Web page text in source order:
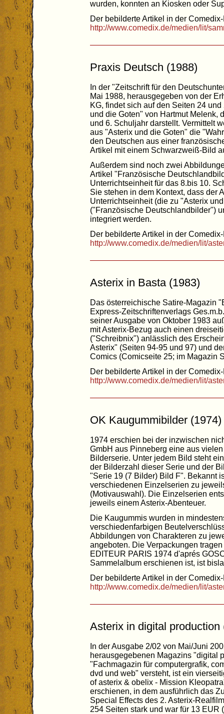
wurden, konnten an Kiosken oder
Der bebilderte Artikel in der
http://www.comedix.de/medien/lit/
Praxis Deutsch (1988)
In der "Zeitschrift für den
Mai 1988, herausgegeben von der
KG, findet sich auf den Seiten 24
und die Goten" von Hartmut Melenk,
und 6. Schuljahr darstellt. Vermittelt
aus "Asterix und die Goten" die
den Deutschen aus einer
Artikel mit einem Schwarzweiß-Bild
Außerdem sind noch zwei
Artikel "Französische
Unterrichtseinheit für das 8.bis 10.
Sie stehen in dem Kontext, dass der
Unterrichtseinheit (die zu "Asterix
("Französische Deutschlandbilder")
integriert werden.
Der bebilderte Artikel in der
http://www.comedix.de/medien/lit/
Asterix in Basta (1983)
Das österreichische Satire-Magazin
Express-Zeitschriftenverlags
seiner Ausgabe von Oktober 1983
mit Asterix-Bezug auch einen
("Schreibnix") anlässlich des
Asterix" (Seiten 94-95 und 97) und
Comics (Comicseite 25; im Magazin
Der bebilderte Artikel in der
http://www.comedix.de/medien/lit/
OK Kaugummibilder (1974)
1974 erschien bei der inzwischen
GmbH aus Pinneberg eine aus
Bilderserie. Unter jedem Bild steht
der Bilderzahl dieser Serie und der
"Serie 19 (7 Bilder) Bild F". Bekannt
verschiedenen Einzelserien zu
(Motivauswahl). Die Einzelserien
jeweils einem Asterix-Abenteuer.
Die Kaugummis wurden in
verschiedenfarbigen
Abbildungen von Charakteren zu
angeboten. Die Verpackungen
EDITEUR PARIS 1974 d'aprés
Sammelalbum erschienen ist, ist
Der bebilderte Artikel in der
http://www.comedix.de/medien/lit/
Asterix in digital production
In der Ausgabe 2/02 von Mai/Juni
herausgegebenen Magazins "digital
"Fachmagazin für computergrafik,
dvd und web" versteht, ist ein
of asterix & obelix - Mission
erschienen, in dem ausführlich das
Special Effects des 2. Asterix-
254 Seiten stark und war für 13 EUR